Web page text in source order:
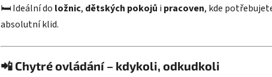
🛏️ Ideální do ložnic, dětských pokojů i pracoven, kde
absolutní klid.
📲 Chytré ovládání – kdykoli, odkudkoli